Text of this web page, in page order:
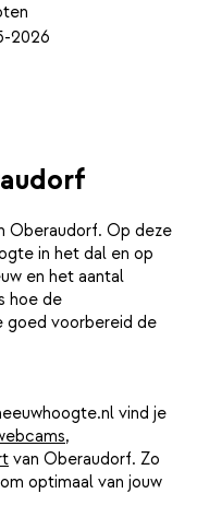
2026
Oberaudorf. Op deze
in het dal en op
en het aantal
hoe de
goed voorbereid de
vind je
,
van Oberaudorf. Zo
optimaal van jouw